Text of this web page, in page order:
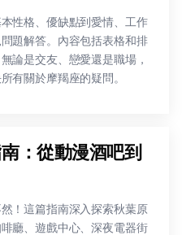
性格、優缺點到愛情、工作
題解答。內容包括表格和排
論是交友、戀愛還是職場，
有關於摩羯座的疑問。
：從動漫酒吧到
！這篇指南深入探索秋葉原
廳、遊戲中心、深夜電器街